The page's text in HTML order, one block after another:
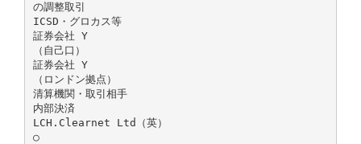
の調整取引
ICSD・グロカス等
証券会社 Y
（自己口）
証券会社 Y
（ロンドン拠点）
清算機関・取引相手
内部決済
LCH.Clearnet Ltd（英）
○